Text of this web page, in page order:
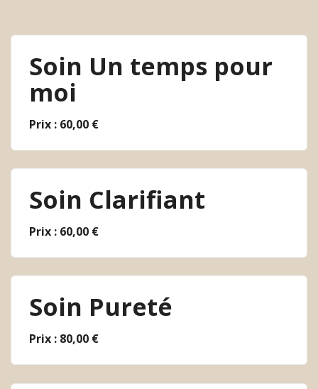
Soin Un temps pour
moi
Prix : 60,00 €
Soin Clarifiant
Prix : 60,00 €
Soin Pureté
Prix : 80,00 €